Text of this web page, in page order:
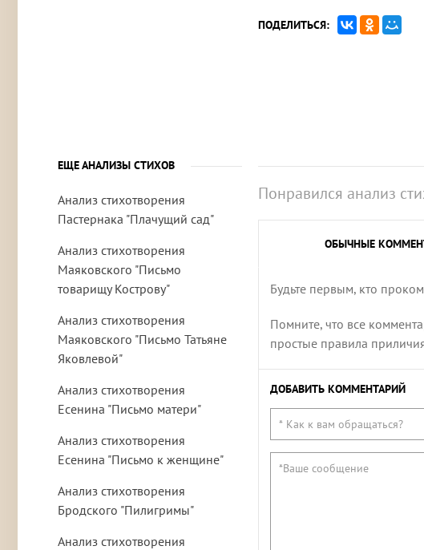
ПОДЕЛИТЬСЯ:
ЕЩЕ АНАЛИЗЫ СТИХОВ
Анализ стихотворения
Пастернака "Плачущий сад"
Анализ стихотворения
Маяковского "Письмо
товарищу Кострову"
Анализ стихотворения
Маяковского "Письмо Татьяне
Яковлевой"
Анализ стихотворения
Есенина "Письмо матери"
Анализ стихотворения
Есенина "Письмо к женщине"
Анализ стихотворения
Бродского "Пилигримы"
Анализ стихотворения
Понравился анализ
ОБЫЧНЫЕ
Будьте первым, кто
Помните, что все
простые правила
ДОБАВИТЬ КОММЕНТАРИЙ